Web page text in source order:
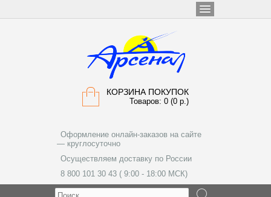
КОРЗИНА ПОКУПОК
Товаров: 0 (0 р.)
Оформление онлайн-заказов на сайте
— круглосуточно
Осуществляем доставку по России
8 800 101 30 43 ( 9:00 - 18:00 МСК)